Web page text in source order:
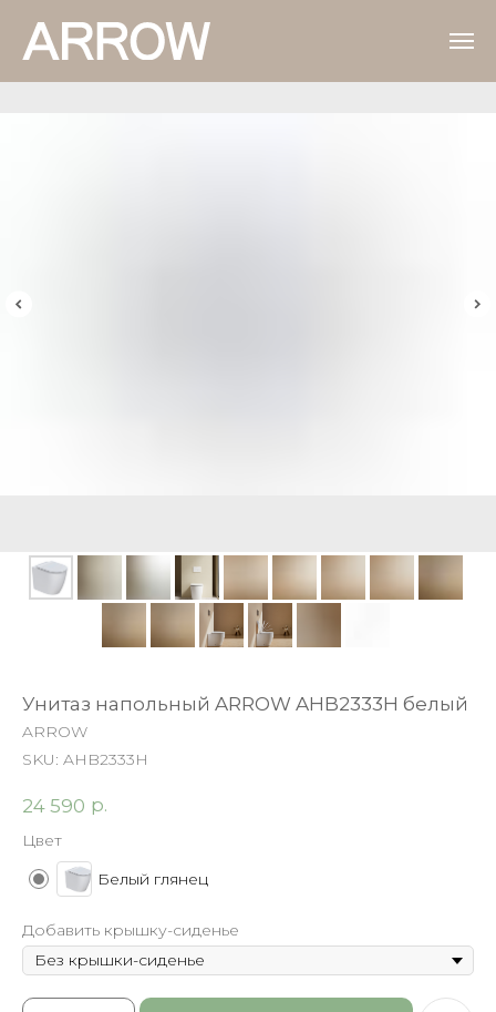
Унитаз напольный ARROW AHB2333H белый
ARROW
SKU: AHB2333H
24 590 р.
Цвет
Белый глянец
Добавить крышку-сиденье